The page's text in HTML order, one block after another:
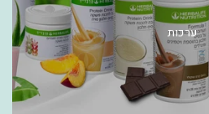
ערכות